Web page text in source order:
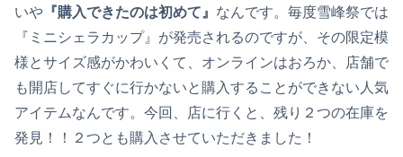
いや 『購入できたのは初めて』 なんです。毎度雪峰祭では
『ミニシェラカップ』が発売されるのですが、その限定模
様とサイズ感がかわいくて、オンラインはおろか、店舗で
も開店してすぐに行かないと購入することができない人気
アイテムなんです。今回、店に行くと、残り２つの在庫を
発見！！２つとも購入させていただきました！